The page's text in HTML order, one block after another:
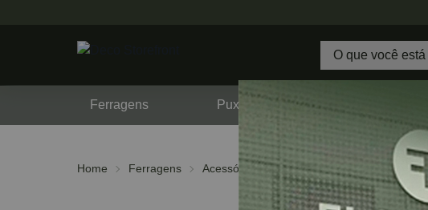
Ferragens Puxadores
Home Ferragens Acessórios Algarismos